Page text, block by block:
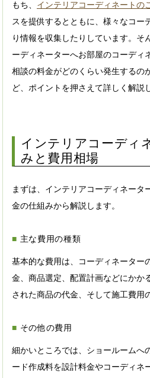
もち、 インテリアコーディネートの
スを提供するとともに、様々なコー
り情報を収集したりしています。そ
ーディネーターへお部屋のコーディ
相談の料金がどのくらい発生するの
ど、ポイントを押さえて詳しく解説
インテリアコーディ
みと費用相場
まずは、インテリアコーディネータ
金の仕組みから解説します。
主な費用の種類
基本的な費用は、コーディネーター
金、商品選定、配置計画などにかか
された商品の代金、そして施工費用
その他の費用
細かいところでは、ショールームへ
ード作成料を設計料金やコーディネ